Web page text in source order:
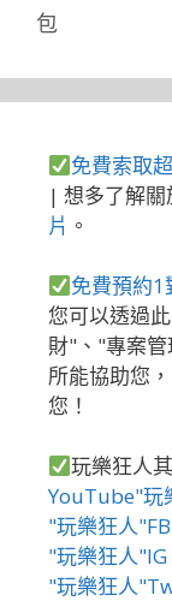
包
免費索取
| 想多了解
片 。
免費預約1
您可以透過
財"、"專案
所能協助您
您！
玩樂狂人
YouTube"玩
"玩樂狂人"FB
"玩樂狂人"IG
"玩樂狂人